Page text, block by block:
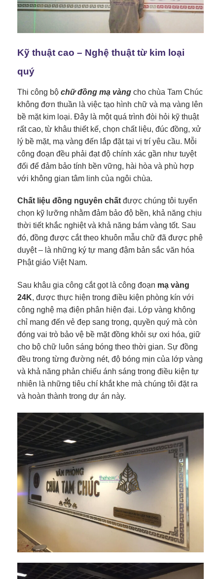
Kỹ thuật cao – Nghệ thuật từ kim loại
quý
Thi công bộ chữ đồng mạ vàng cho chùa Tam Chúc
không đơn thuần là việc tạo hình chữ và mạ vàng lên
bề mặt kim loại. Đây là một quá trình đòi hỏi kỹ thuật
rất cao, từ khâu thiết kế, chọn chất liệu, đúc đồng, xử
lý bề mặt, mạ vàng đến lắp đặt tại vị trí yêu cầu. Mỗi
công đoạn đều phải đạt độ chính xác gần như tuyệt
đối để đảm bảo tính bền vững, hài hòa và phù hợp
với không gian tâm linh của ngôi chùa.
Chất liệu đồng nguyên chất được chúng tôi tuyển
chọn kỹ lưỡng nhằm đảm bảo độ bền, khả năng chịu
thời tiết khắc nghiệt và khả năng bám vàng tốt. Sau
đó, đồng được cắt theo khuôn mẫu chữ đã được phê
duyệt – là những ký tự mang đậm bản sắc văn hóa
Phật giáo Việt Nam.
Sau khâu gia công cắt gọt là công đoạn mạ vàng
24K, được thực hiện trong điều kiện phòng kín với
công nghệ mạ điện phân hiện đại. Lớp vàng không
chỉ mang đến vẻ đẹp sang trọng, quyền quý mà còn
đóng vai trò bảo vệ bề mặt đồng khỏi sự oxi hóa, giữ
cho bộ chữ luôn sáng bóng theo thời gian. Sự đồng
đều trong từng đường nét, độ bóng mịn của lớp vàng
và khả năng phản chiếu ánh sáng trong điều kiện tự
nhiên là những tiêu chí khắt khe mà chúng tôi đặt ra
và hoàn thành trong dự án này.